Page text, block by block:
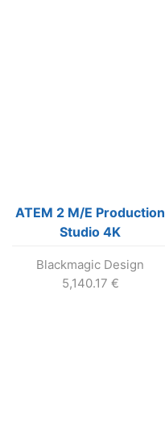
ATEM 2 M/E Production
Studio 4K
Blackmagic Design
5,140.17 €